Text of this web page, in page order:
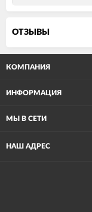
ОТЗЫВЫ
КОМПАНИЯ
ИНФОРМАЦИЯ
МЫ В СЕТИ
НАШ АДРЕС